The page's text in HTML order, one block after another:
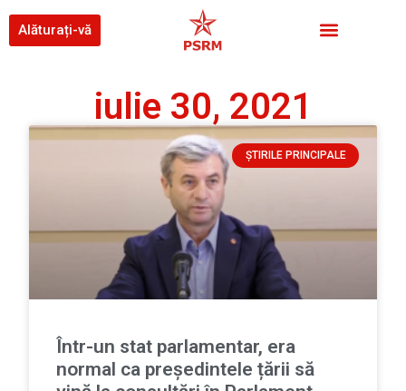
Alăturați-vă
iulie 30, 2021
ȘTIRILE PRINCIPALE
Într-un stat parlamentar, era
normal ca președintele țării să